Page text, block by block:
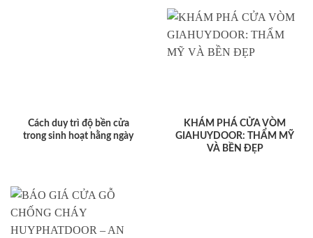
Cách duy trì độ bền cửa
trong sinh hoạt hằng ngày
KHÁM PHÁ CỬA VÒM
GIAHUYDOOR: THẨM MỸ
VÀ BỀN ĐẸP